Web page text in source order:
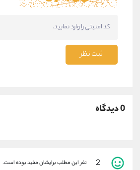
ثبت نظر
0 دیدگاه
2 نفر این مطلب برایشان مفید بوده است.